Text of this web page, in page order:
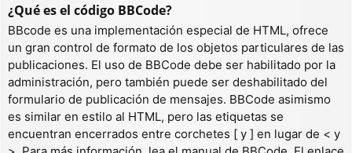
¿Qué es el código BBCode?
BBcode es una implementación especial de HTML, ofrece
un gran control de formato de los objetos particulares de las
publicaciones. El uso de BBCode debe ser habilitado por la
administración, pero también puede ser deshabilitado del
formulario de publicación de mensajes. BBCode asimismo
es similar en estilo al HTML, pero las etiquetas se
encuentran encerrados entre corchetes [ y ] en lugar de < y